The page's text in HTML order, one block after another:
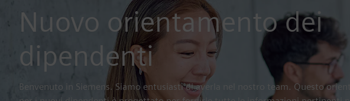
Nuovo orientamento dei
dipendenti
Benvenuto in Siemens. Siamo entusiasti di averla nel nostro team. Questo